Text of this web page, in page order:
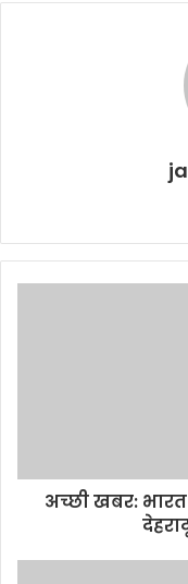
अच्छी खबर: